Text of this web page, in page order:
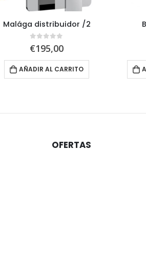
Malága distribuidor /2
0out of 5
€195,00
AÑADIR AL CARRITO
OFERTAS